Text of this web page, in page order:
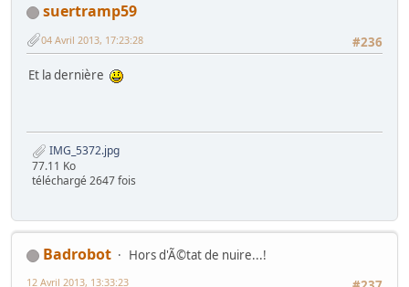
suertramp59
#236
04 Avril 2013, 17:23:28
Et la dernière
IMG_5372.jpg
77.11 Ko
téléchargé 2647 fois
Badrobot
Hors d'Ã©tat de nuire...!
12 Avril 2013, 13:33:23